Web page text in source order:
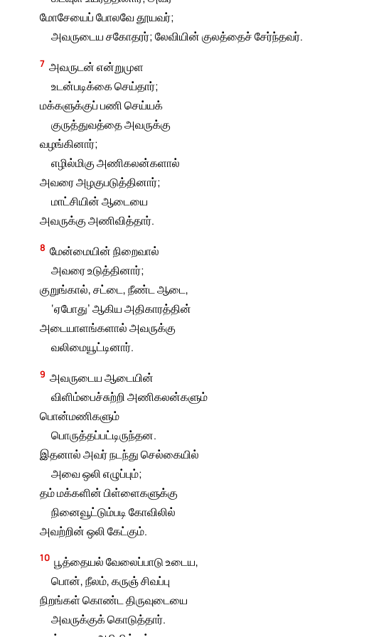
மோசேயைப் போலவே தூயவர்;
அவருடைய சகோதரர்; லேவியின் குலத்தைச் சேர்ந்தவர்.
7 அவருடன் என்றுமுள
உடன்படிக்கை செய்தார்;
மக்களுக்குப் பணி செய்யக்
குருத்துவத்தை அவருக்கு
வழங்கினார்;
எழில்மிகு அணிகலன்களால்
அவரை அழ‌குபடுத்தினார்;
மாட்சியின் ஆடையை
அவருக்கு அணிவித்தார்.
8 மேன்மையின் நிறைவால்
அவரை உடுத்தினார்;
குறுங்கால், சட்டை, நீண்ட ஆடை,
‘ஏபோது’ ஆகிய அதிகாரத்தின்
அடையாளங்களால் அவருக்கு
வலிமையூட்டினார்.
9 அவருடைய ஆடையின்
விளிம்பைச்சுற்றி அணிகலன்களும்
பொன்மணிகளும்
பொருத்தப்பட்டிருந்தன.
இதனால் அவர் நடந்து செல்கையில்
அவை ஒலி எழுப்பும்;
தம் மக்களின் பிள்ளைகளுக்கு
நினைவூட்டும்படி கோவிலில்
அவற்றின் ஒலி கேட்கும்.
10 பூத்தையல் வேலைப்பாடு உடைய,
பொன், நீலம், கருஞ் சிவப்பு
நிறங்கள் கொண்ட திருவுடையை
அவருக்குக் கொடுத்தார்.